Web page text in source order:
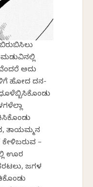
ಅದು
ಹೋದ ದನ-
ತಾಯಮ್ಮನ
ಕೇಳಿಬರುವ –
ಊರ
ಜಗಳ